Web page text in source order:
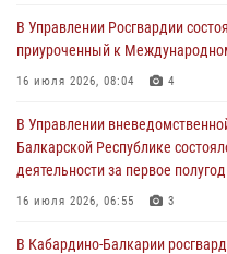
Росгвардия обеспечивает
направлении
31 июля 2026, 09:22
Состоялась рабочая встреча
генерала армии Виктора
представителя Президента
Кавказском федеральном
В Управлении Росгвардии
приуроченный к
16 июля 2026, 08:04 4
В Управлении
Балкарской Республике
деятельности за первое
16 июля 2026, 06:55 3
В Кабардино-Балкарии